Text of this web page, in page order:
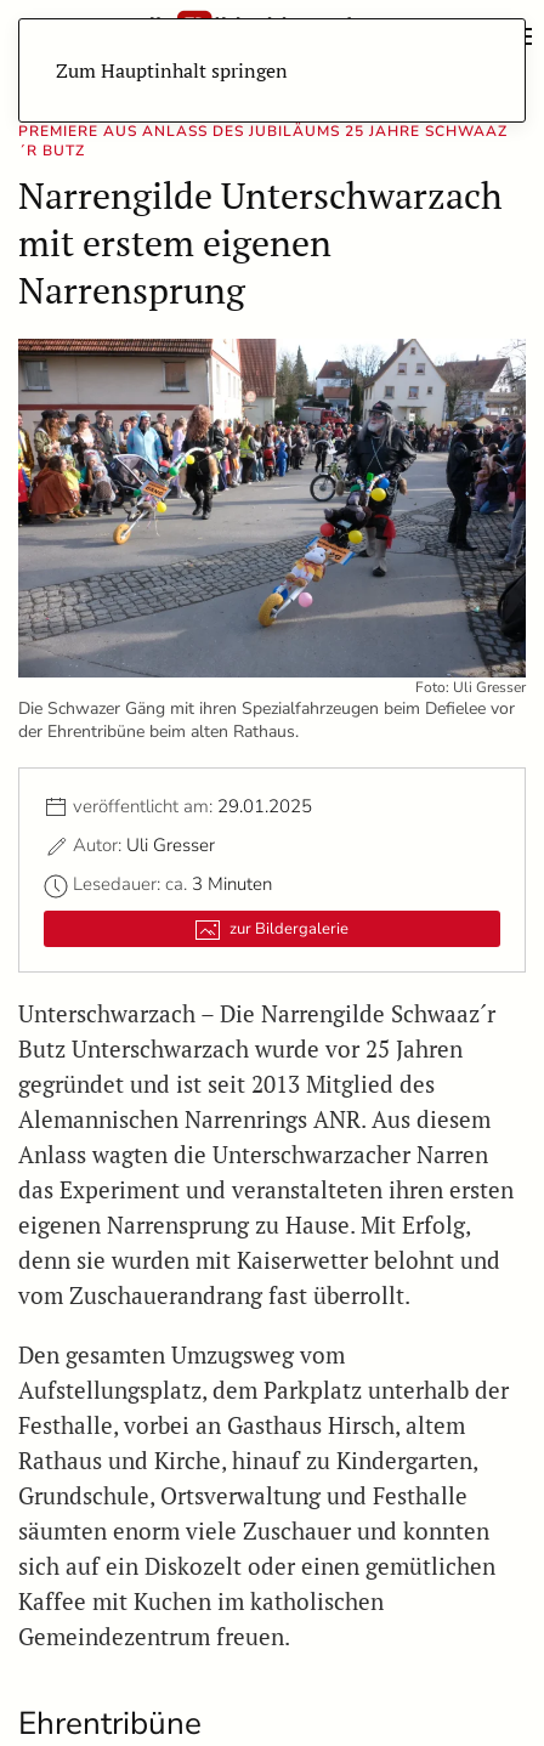
Zum Hauptinhalt springen
PREMIERE AUS ANLASS DES JUBILÄUMS 25 JAHRE SCHWAAZ
´R BUTZ
Narrengilde Unterschwarzach
mit erstem eigenen
Narrensprung
Foto: Uli Gresser
Die Schwazer Gäng mit ihren Spezialfahrzeugen beim Defielee vor
der Ehrentribüne beim alten Rathaus.
veröffentlicht am: 29.01.2025
Autor: Uli Gresser
Lesedauer: ca. 3 Minuten
zur Bildergalerie
Unterschwarzach – Die Narrengilde Schwaaz´r
Butz Unterschwarzach wurde vor 25 Jahren
gegründet und ist seit 2013 Mitglied des
Alemannischen Narrenrings ANR. Aus diesem
Anlass wagten die Unterschwarzacher Narren
das Experiment und veranstalteten ihren ersten
eigenen Narrensprung zu Hause. Mit Erfolg,
denn sie wurden mit Kaiserwetter belohnt und
vom Zuschauerandrang fast überrollt.
Den gesamten Umzugsweg vom
Aufstellungsplatz, dem Parkplatz unterhalb der
Festhalle, vorbei an Gasthaus Hirsch, altem
Rathaus und Kirche, hinauf zu Kindergarten,
Grundschule, Ortsverwaltung und Festhalle
säumten enorm viele Zuschauer und konnten
sich auf ein Diskozelt oder einen gemütlichen
Kaffee mit Kuchen im katholischen
Gemeindezentrum freuen.
Ehrentribüne